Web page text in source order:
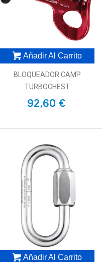
Añadir Al Carrito
BLOQUEADOR CAMP
TURBOCHEST
92,60 €
Añadir Al Carrito